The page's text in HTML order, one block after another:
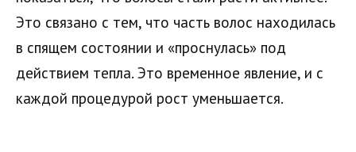
Это связано с тем, что часть волос находилась
в спящем состоянии и «проснулась» под
действием тепла. Это временное явление, и с
каждой процедурой рост уменьшается.